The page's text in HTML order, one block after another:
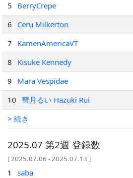
5
BerryCrepe
6
Ceru Milkerton
7
KamenAmericaVT
8
Kisuke Kennedy
9
Mara Vespidae
10
彗月るい Hazuki Rui
> 続き
2025.07 第2週 登録数
[ 2025.07.06 - 2025.07.13 ]
1 saba